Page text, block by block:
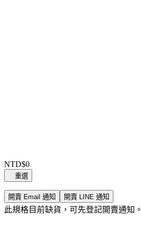
1
of
0
NTD$0
重選
開賣 Email 通知 開賣 LINE 通知
此規格目前缺貨，可先登記開賣通知。